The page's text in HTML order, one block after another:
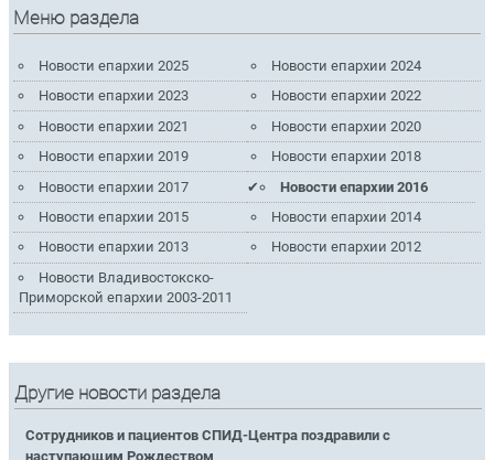
Меню раздела
Новости епархии 2025
Новости епархии 2024
Новости епархии 2023
Новости епархии 2022
Новости епархии 2021
Новости епархии 2020
Новости епархии 2019
Новости епархии 2018
Новости епархии 2017
Новости епархии 2016
Новости епархии 2015
Новости епархии 2014
Новости епархии 2013
Новости епархии 2012
Новости Владивостокско-
Приморской епархии 2003-2011
Другие новости раздела
Сотрудников и пациентов СПИД-Центра поздравили с
наступающим Рождеством